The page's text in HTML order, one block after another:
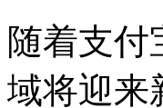
随着支付
域将迎来